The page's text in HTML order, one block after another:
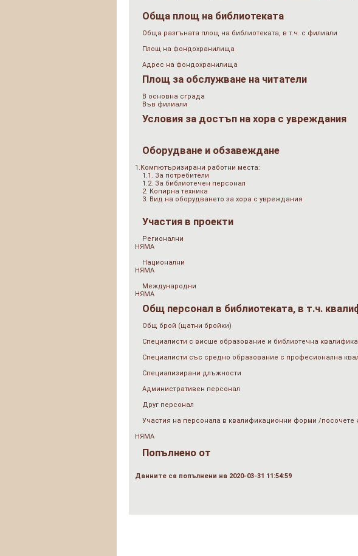
Обща площ на библиотеката
Обща разгъната площ на библиотеката, в т.ч. с филиали
Площ на фондохранилища
Адрес на фондохранилища
Площ за обслужване на читатели
В основна сграда
Във филиали
Условия за достъп на хора с увреждания
Оборудване и обзавеждане
1.Компютъризирани работни места:
1.1. За потребители
1.2. За библиотечен персонал
2. Копирна техника
3. Вид на оборудването за хора с увреждания
Участия в проекти
Регионални
НЯМА
Национални
НЯМА
Международни
НЯМА
Общ персонал в библиотеката, в т.ч.
Общ брой (щатни бройки)
Специалисти с висше образование и библиотечна
Специалисти със средно образование с професионална
Специализирани длъжности
Административен персонал
Друг персонал
Участия на персонала в квалификационни форми /посочете
НЯМА
Попълнено от
Данните са попълнени на 2020-03-31 11:54:59